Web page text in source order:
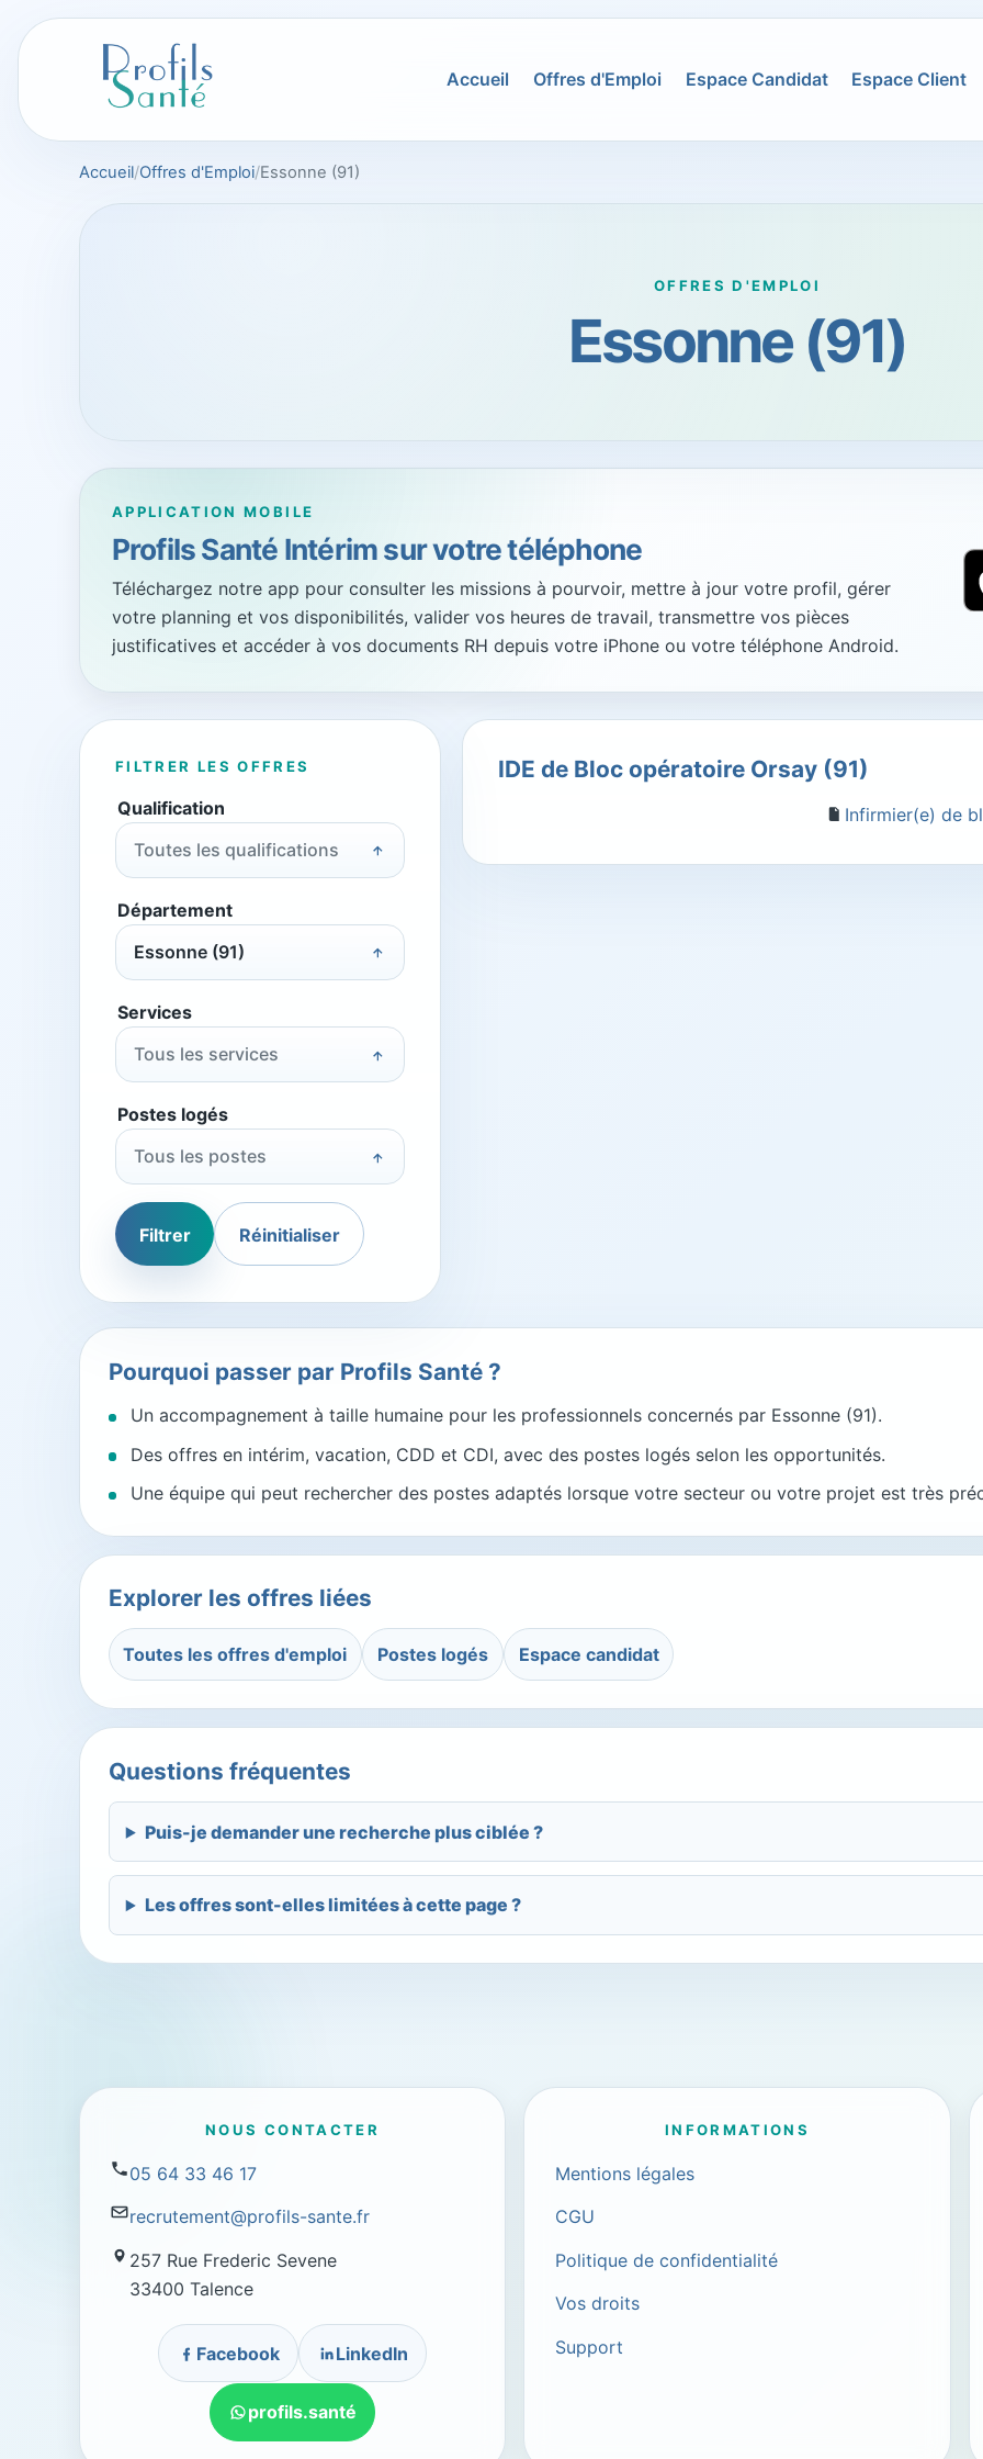
Accueil Offres d'Emploi Espace Candidat Espace Client
Accueil Offres d'Emploi Essonne (91)
OFFRES D'EMPLOI
Essonne (91)
APPLICATION MOBILE
Profils Santé Intérim sur votre téléphone
Téléchargez notre app pour consulter les missions à pourvoir, mettre à jour votre profil, gérer
votre planning et vos disponibilités, valider vos heures de travail, transmettre vos pièces
justificatives et accéder à vos documents RH depuis votre iPhone ou votre téléphone Android.
FILTRER LES OFFRES
Qualification
Toutes les qualifications
Département
Essonne (91)
Services
Tous les services
Postes logés
Tous les postes
Filtrer Réinitialiser
IDE de Bloc opératoire Orsay (91)
Infirmier(e) de
Pourquoi passer par Profils Santé ?
Un accompagnement à taille humaine pour les professionnels concernés par Essonne (91).
Des offres en intérim, vacation, CDD et CDI, avec des postes logés selon les opportunités.
Une équipe qui peut rechercher des postes adaptés lorsque votre secteur ou votre projet est très
Explorer les offres liées
Toutes les offres d'emploi Postes logés Espace candidat
Questions fréquentes
Puis-je demander une recherche plus ciblée ?
Les offres sont-elles limitées à cette page ?
NOUS CONTACTER
05 64 33 46 17
recrutement@profils-sante.fr
257 Rue Frederic Sevene
33400 Talence
Facebook LinkedIn
profils.santé
INFORMATIONS
Mentions légales
CGU
Politique de confidentialité
Vos droits
Support